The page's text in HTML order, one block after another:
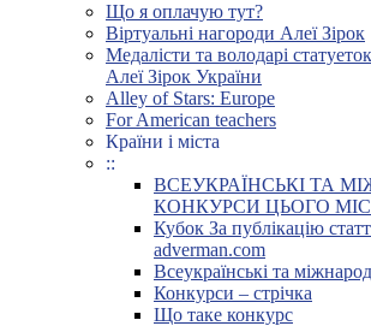
Що я оплачую тут?
Віртуальні нагороди Алеї Зірок
Медалісти та володарі
Алеї Зірок України
Alley of Stars: Europe
For American teachers
Країни і міста
::
ВСЕУКРАЇНСЬКІ ТА
КОНКУРСИ ЦЬОГО
Кубок За публікацію
adverman.com
Всеукраїнські та
Конкурси – стрічка
Що таке конкурс